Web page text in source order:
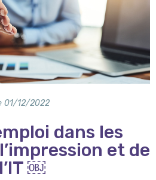
01/12/2022
dans les
et de
l’IT ￼